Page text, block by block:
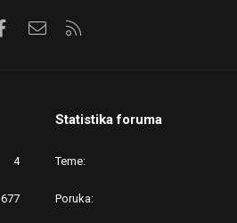
FacebookKontaktirajte nas
4
677
Statistika foruma
Teme
Poruka